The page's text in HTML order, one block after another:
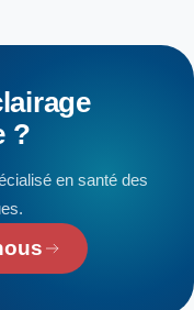
?
en santé des